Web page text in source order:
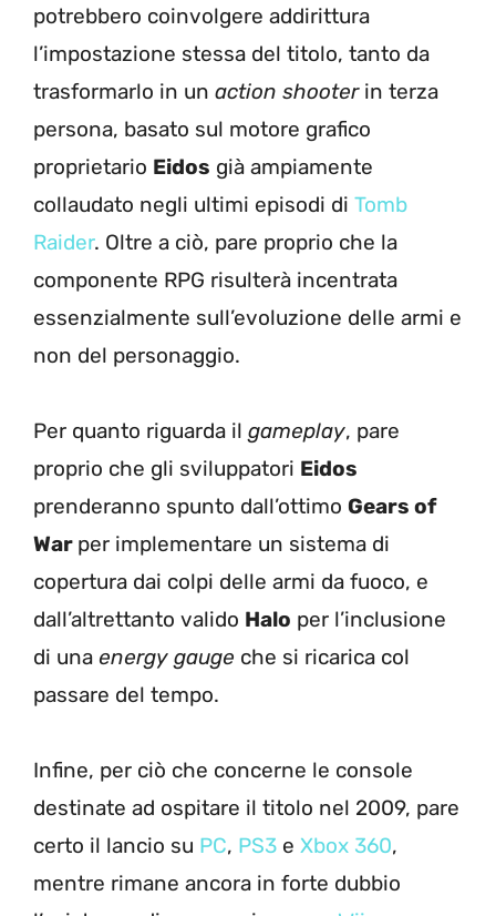
potrebbero coinvolgere addirittura
l’impostazione stessa del titolo, tanto da
trasformarlo in un action shooter in terza
persona, basato sul motore grafico
proprietario Eidos già ampiamente
collaudato negli ultimi episodi di Tomb
Raider. Oltre a ciò, pare proprio che la
componente RPG risulterà incentrata
essenzialmente sull’evoluzione delle armi e
non del personaggio.
Per quanto riguarda il gameplay, pare
proprio che gli sviluppatori Eidos
prenderanno spunto dall’ottimo Gears of
War per implementare un sistema di
copertura dai colpi delle armi da fuoco, e
dall’altrettanto valido Halo per l’inclusione
di una energy gauge che si ricarica col
passare del tempo.
Infine, per ciò che concerne le console
destinate ad ospitare il titolo nel 2009, pare
certo il lancio su PC, PS3 e Xbox 360,
mentre rimane ancora in forte dubbio